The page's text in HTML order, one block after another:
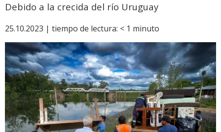
Debido a la crecida del río Uruguay
25.10.2023 | tiempo de lectura: < 1 minuto